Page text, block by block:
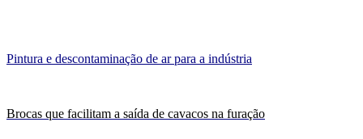
Pintura e descontaminação de ar para a indústria
Brocas que facilitam a saída de cavacos na furação